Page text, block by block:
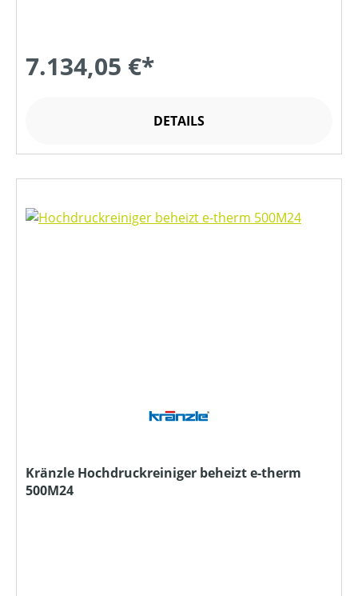
7.134,05 €*
DETAILS
Kränzle Hochdruckreiniger beheizt e-therm
500M24